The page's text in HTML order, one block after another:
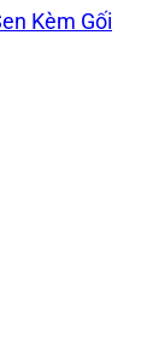
Kèm Gối